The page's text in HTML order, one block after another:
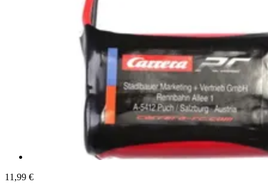
11,99 €